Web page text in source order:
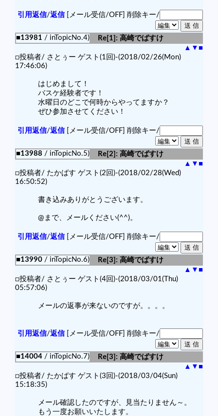
引用返信/返信[メール受信/OFF] 削除キー/
■13981 / inTopicNo.4)
Re[1]: 高崎でばすけ
▲ ▼ ■
□投稿者/ さとぅー ゲスト(1回)-(2018/02/26(Mon)
17:46:06)
はじめまして！
バスケ経験者です！
水曜日のどこで何時からやってますか？
ぜひ参加させてください！
引用返信/返信[メール受信/OFF] 削除キー/
■13988 / inTopicNo.5)
Re[2]: 高崎でばすけ
▲ ▼ ■
□投稿者/ たかばす ゲスト(2回)-(2018/02/28(Wed)
16:50:52)
書き込みありがとうございます。
@まで、メールください(^^)。
引用返信/返信[メール受信/OFF] 削除キー/
■13990 / inTopicNo.6)
Re[3]: 高崎でばすけ
▲ ▼ ■
□投稿者/ さとぅー ゲスト(4回)-(2018/03/01(Thu)
05:57:06)
メールの返事が来ないのですが。。。。
引用返信/返信[メール受信/OFF] 削除キー/
■14004 / inTopicNo.7)
Re[3]: 高崎でばすけ
▲ ▼ ■
□投稿者/ たかばす ゲスト(3回)-(2018/03/04(Sun)
15:18:35)
メール確認したのですが、見当たりません～。
もう一度お願いいたします。